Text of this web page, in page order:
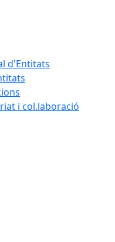
d'Entitats
i col.laboració